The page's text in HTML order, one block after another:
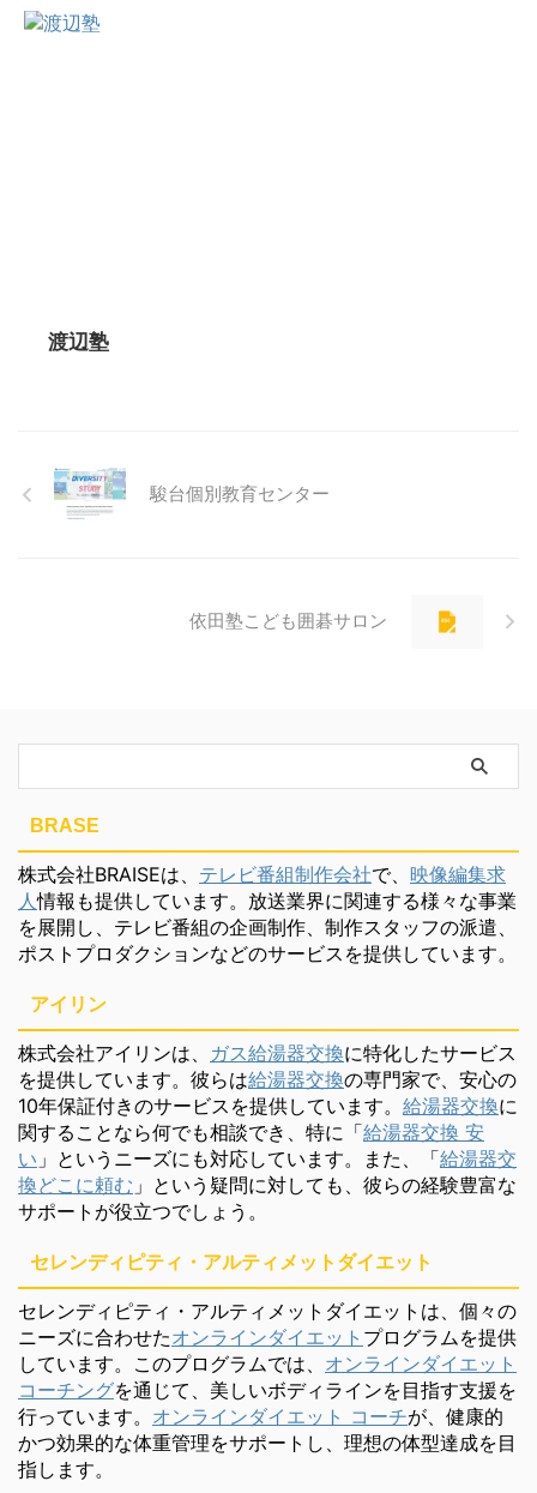
渡辺塾
駿台個別教育センター
依田塾こども囲碁サロン
BRASE
株式会社BRAISEは、 テレビ番組制作会社で、 映像編集求
人情報も提供しています。放送業界に関連する様々な事業
を展開し、テレビ番組の企画制作、制作スタッフの派遣、
ポストプロダクションなどのサービスを提供しています。
アイリン
株式会社アイリンは、 ガス給湯器交換に特化したサービス
を提供しています。彼らは給湯器交換の専門家で、安心の
10年保証付きのサービスを提供しています。 給湯器交換に
関することなら何でも相談でき、特に「給湯器交換 安
い 」というニーズにも対応しています。また、「給湯器交
換どこに頼む 」という疑問に対しても、彼らの経験豊富な
サポートが役立つでしょう。
セレンディピティ・アルティメットダイエット
セレンディピティ・アルティメットダイエットは、個々の
ニーズに合わせたオンラインダイエット プログラムを提供
しています。このプログラムでは、 オンラインダイエット
コーチングを通じて、美しいボディラインを目指す支援を
行っています。 オンラインダイエット コーチが、健康的
かつ効果的な体重管理をサポートし、理想の体型達成を目
指します。